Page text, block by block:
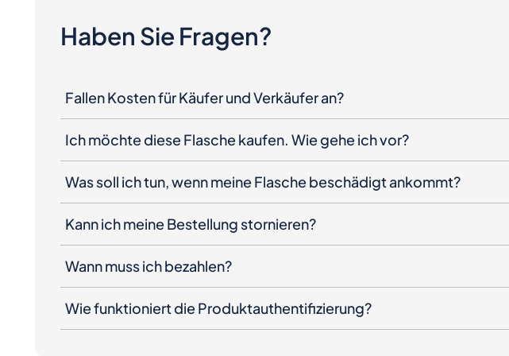
Haben Sie Fragen?
Fallen Kosten für Käufer und Verkäufer an?
Ich möchte diese Flasche kaufen. Wie gehe ich vor?
Was soll ich tun, wenn meine Flasche beschädigt ankommt?
Kann ich meine Bestellung stornieren?
Wann muss ich bezahlen?
Wie funktioniert die Produktauthentifizierung?